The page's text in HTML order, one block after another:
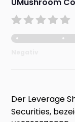
Der Leverage
Securities,